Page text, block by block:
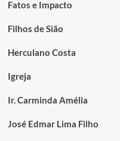
Fatos e Impacto
Filhos de Sião
Herculano Costa
Igreja
Ir. Carminda Amélia
José Edmar Lima Filho